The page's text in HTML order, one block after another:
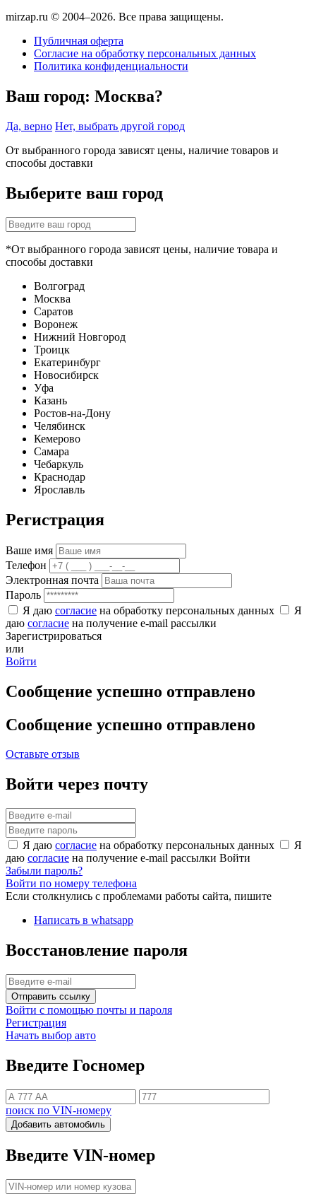
mirzap.ru © 2004–2026. Все права защищены.
Публичная оферта
Согласие на обработку персональных данных
Политика конфиденциальности
Ваш город: Москва?
Да, верно Нет, выбрать другой город
От выбранного города зависят цены, наличие товаров и
способы доставки
Выберите ваш город
*От выбранного города зависят цены, наличие товара и
способы доставки
Волгоград
Москва
Саратов
Воронеж
Нижний Новгород
Троицк
Екатеринбург
Новосибирск
Уфа
Казань
Ростов-на-Дону
Челябинск
Кемерово
Самара
Чебаркуль
Краснодар
Ярославль
Регистрация
Ваше имя
Телефон
Электронная почта
Пароль
Я даю согласие на обработку персональных данных
Я
даю согласие на получение e-mail рассылки
Зарегистрироваться
или
Войти
Сообщение успешно отправлено
Сообщение успешно отправлено
Оставьте отзыв
Войти через почту
Я даю согласие на обработку персональных данных
Я
даю согласие на получение e-mail рассылки Войти
Забыли пароль?
Войти по номеру телефона
Если столкнулись с проблемами работы сайта, пишите
Написать в whatsapp
Восстановление пароля
Отправить ссылку
Войти с помощью почты и пароля
Регистрация
Начать выбор авто
Введите Госномер
поиск по VIN-номеру
Добавить автомобиль
Введите VIN-номер